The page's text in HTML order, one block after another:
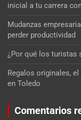
inicial a tu carrera
Mudanzas
perder productividad
¿Por qué los turistas
Regalos originales,
en Toledo
Comentarios